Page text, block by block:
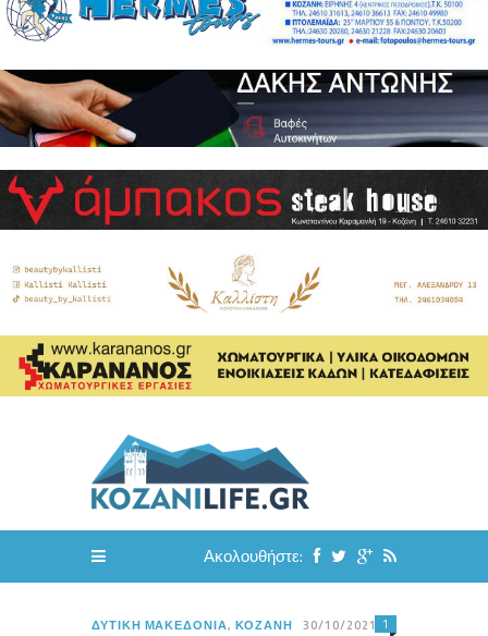
Ακολουθήστε:
ΔΥΤΙΚΉ ΜΑΚΕΔΟΝΊΑ, ΚΟΖΆΝΗ 30/10/2021 1